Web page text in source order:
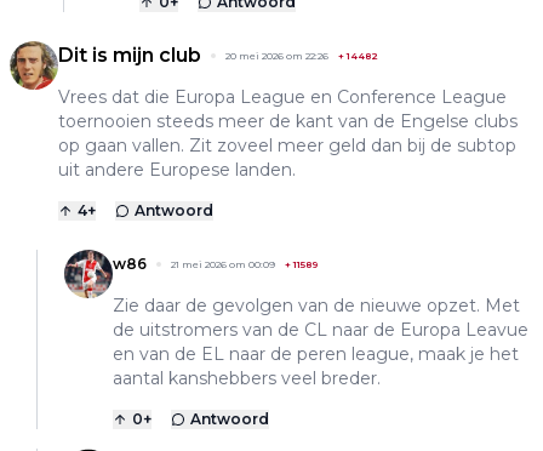
Dit is mijn club 20 mei 2026 om 22:26 +14482
Vrees dat die Europa League en Conference League
toernooien steeds meer de kant van de Engelse clubs
op gaan vallen. Zit zoveel meer geld dan bij de subtop
uit andere Europese landen.
4+ Antwoord
w86 21 mei 2026 om 00:09 +11589
Zie daar de gevolgen van de nieuwe opzet. Met
de uitstromers van de CL naar de Europa Leavue
en van de EL naar de peren league, maak je het
aantal kanshebbers veel breder.
0+ Antwoord